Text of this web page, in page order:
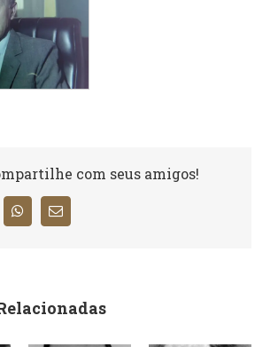
com seus amigos!
WhatsApp
E-
mail